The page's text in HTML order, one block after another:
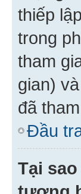
thiếp
trong
tham
gian)
đã
Đầu
Tại